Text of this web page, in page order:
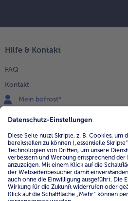
Hilfe & Kontakt
FAQ
Kontakt
Mein bofrost*
0800 - 000 19 18
Mo.-Fr.: 7-21 Uhr Sa: 8-16 Uhr
Service